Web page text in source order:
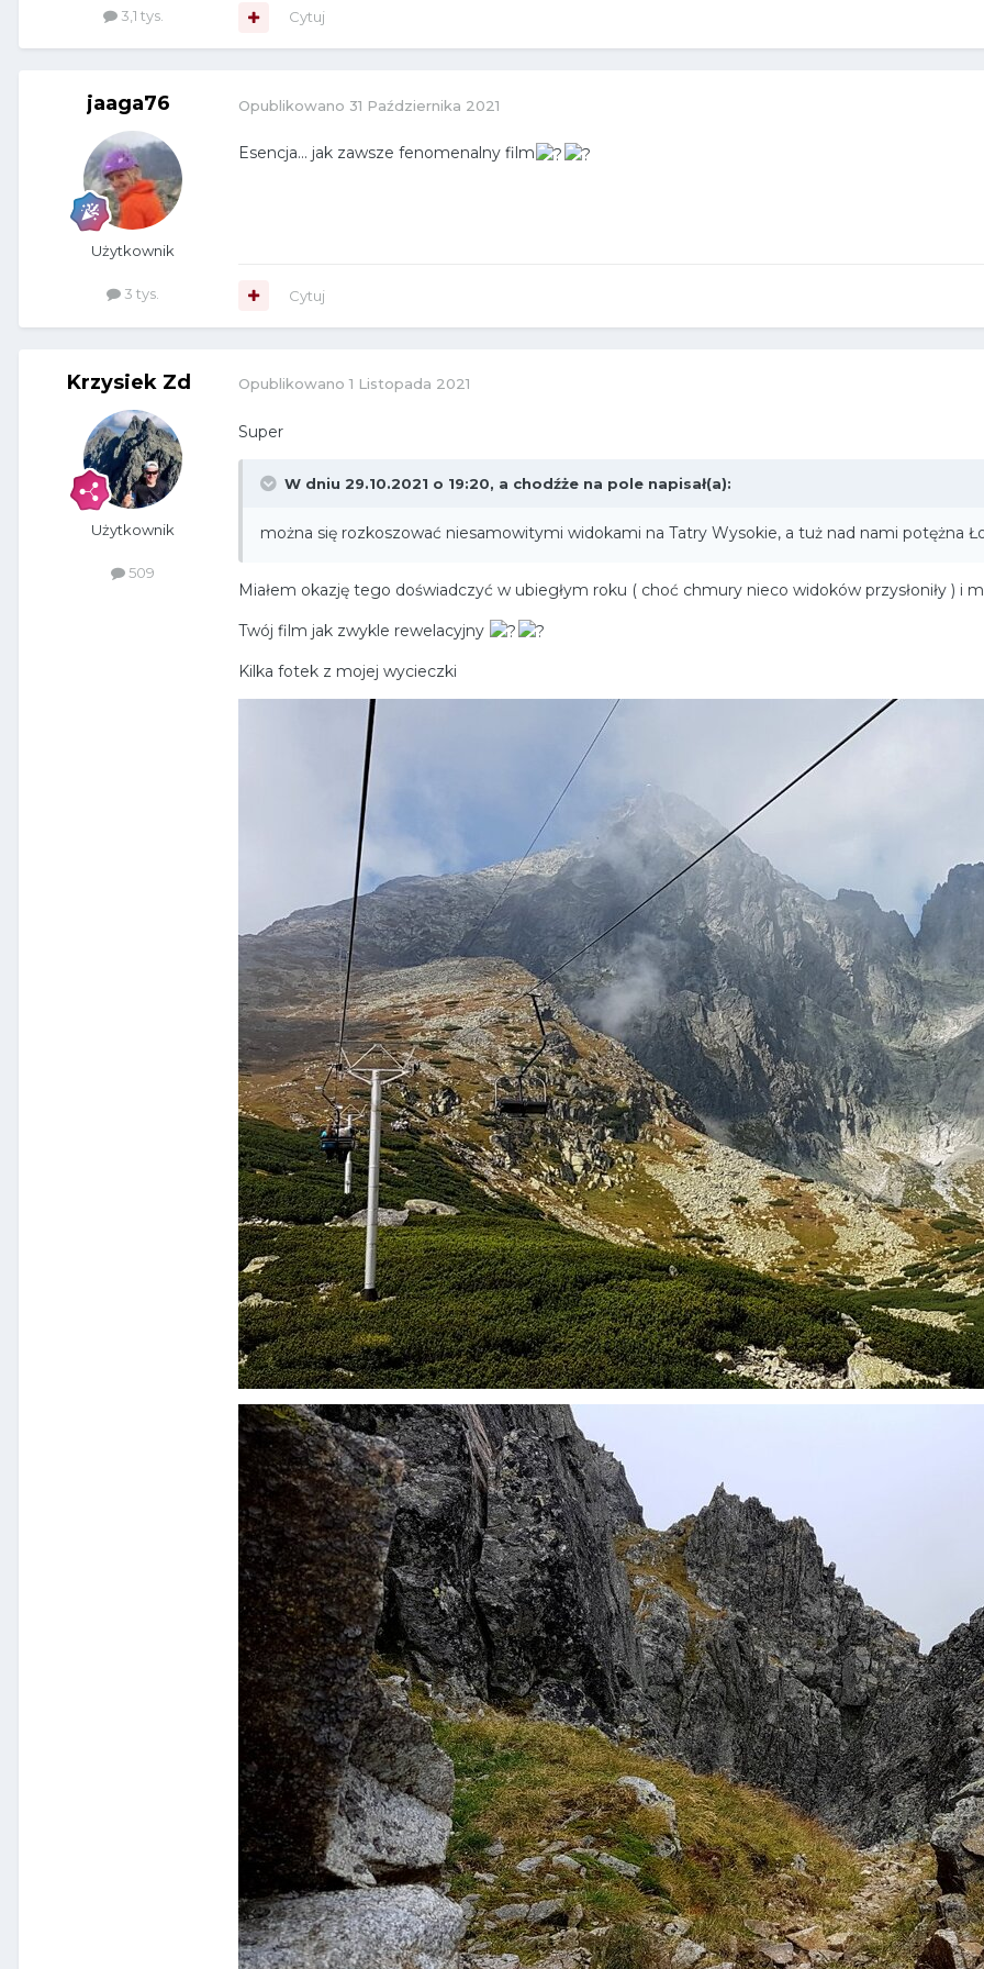
3,1 tys. Cytuj
jaaga76
Użytkownik
3 tys.
Opublikowano 31 Października 2021
Esencja... jak zawsze fenomenalny film
Cytuj
Krzysiek Zd
Użytkownik
509
Opublikowano1 Listopada 2021
Super
W dniu 29.10.2021 o 19:20, a chodźże na pole napisał(a):
można się rozkoszować niesamowitymi widokami na Tatry Wysokie, a tuż nad nami potężna
Miałem okazję tego doświadczyć w ubiegłym roku ( choć chmury nieco widoków przysłoniły )
Twój film jak zwykle rewelacyjny
Kilka fotek z mojej wycieczki